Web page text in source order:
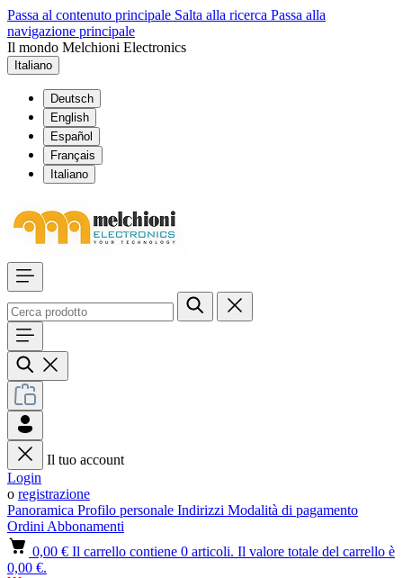
Passa al contenuto principale Salta alla ricerca Passa alla
navigazione principale
Il mondo Melchioni Electronics
Italiano
Deutsch
English
Español
Français
Italiano
Il tuo account
Login
o registrazione
Panoramica Profilo personale Indirizzi Modalità di pagamento
Ordini Abbonamenti
0,00 € Il carrello contiene 0 articoli. Il valore totale del carrello è
0,00 €.